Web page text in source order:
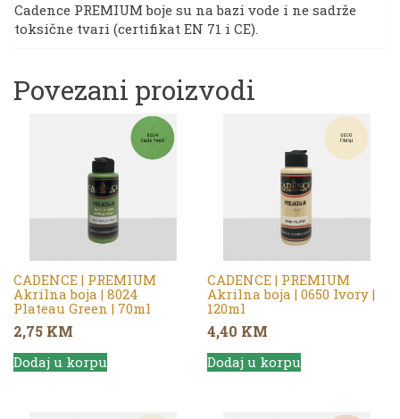
Cadence PREMIUM boje su na bazi vode i ne sadrže
toksične tvari (certifikat EN 71 i CE).
Povezani proizvodi
CADENCE | PREMIUM
Akrilna boja | 8024
Plateau Green | 70ml
2,75 KM
Dodaj u korpu
CADENCE | PREMIUM
Akrilna boja | 0650 Ivory |
120ml
4,40 KM
Dodaj u korpu